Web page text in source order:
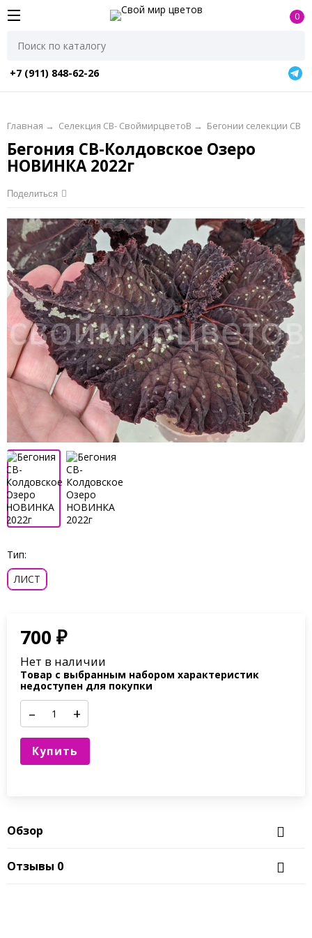
0
+7 (911) 848-62-26
Главная → Селекция СВ- СвоймирцветоВ → Бегонии селекции СВ
Бегония СВ-Колдовское Озеро
НОВИНКА 2022г
Поделиться
Тип:
ЛИСТ
700₽
Нет в наличии
Товар с выбранным набором характеристик
недоступен для покупки
– +
Купить
Обзор
Отзывы 0